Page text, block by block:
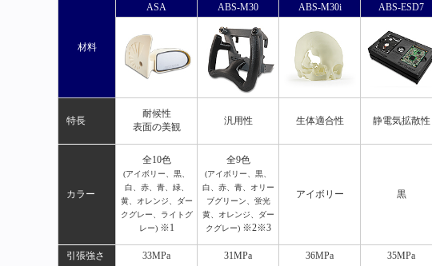
材料
ASA ABS-M30 ABS-M30i ABS-ESD7
特長
耐候性
表面の美観
汎用性 生体適合性 静電気拡散性
カラー
全10色
(アイボリー、黒、
白、赤、青、緑、
黄、オレンジ、ダー
クグレー、ライトグ
レー)※1
全9色
(アイボリー、黒、
白、赤、青、オリー
ブグリーン、蛍光
黄、オレンジ、ダー
クグレー)※2※3
アイボリー 黒
引張強さ 33MPa 31MPa 36MPa 35MPa